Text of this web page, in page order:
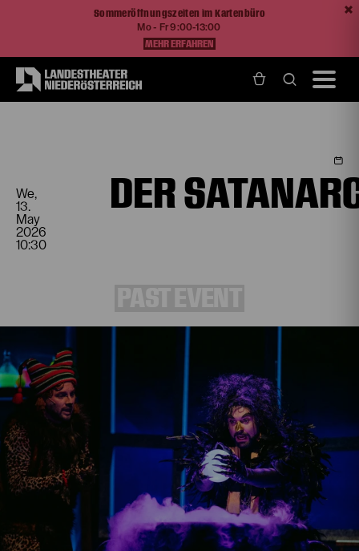
Sommeröffnungszeiten im Kartenbüro
Mo - Fr 9:00-13:00
MEHR ERFAHREN
We,
13.
May
2026
10:30
DER